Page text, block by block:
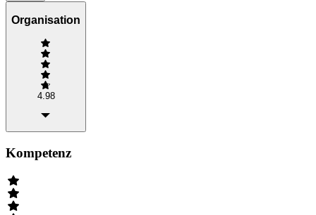
Organisation
4.98
Kompetenz